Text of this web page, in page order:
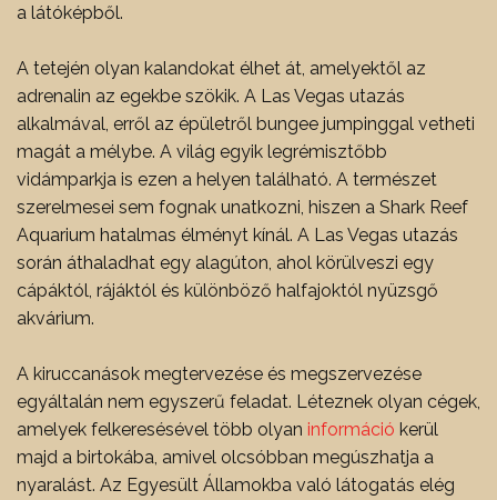
a látóképből.
A tetején olyan kalandokat élhet át, amelyektől az
adrenalin az egekbe szökik. A Las Vegas utazás
alkalmával, erről az épületről bungee jumpinggal vetheti
magát a mélybe. A világ egyik legrémisztőbb
vidámparkja is ezen a helyen található. A természet
szerelmesei sem fognak unatkozni, hiszen a Shark Reef
Aquarium hatalmas élményt kínál. A Las Vegas utazás
során áthaladhat egy alagúton, ahol körülveszi egy
cápáktól, rájáktól és különböző halfajoktól nyüzsgő
akvárium.
A kiruccanások megtervezése és megszervezése
egyáltalán nem egyszerű feladat. Léteznek olyan cégek,
amelyek felkeresésével több olyan információ kerül
majd a birtokába, amivel olcsóbban megúszhatja a
nyaralást. Az Egyesült Államokba való látogatás elég